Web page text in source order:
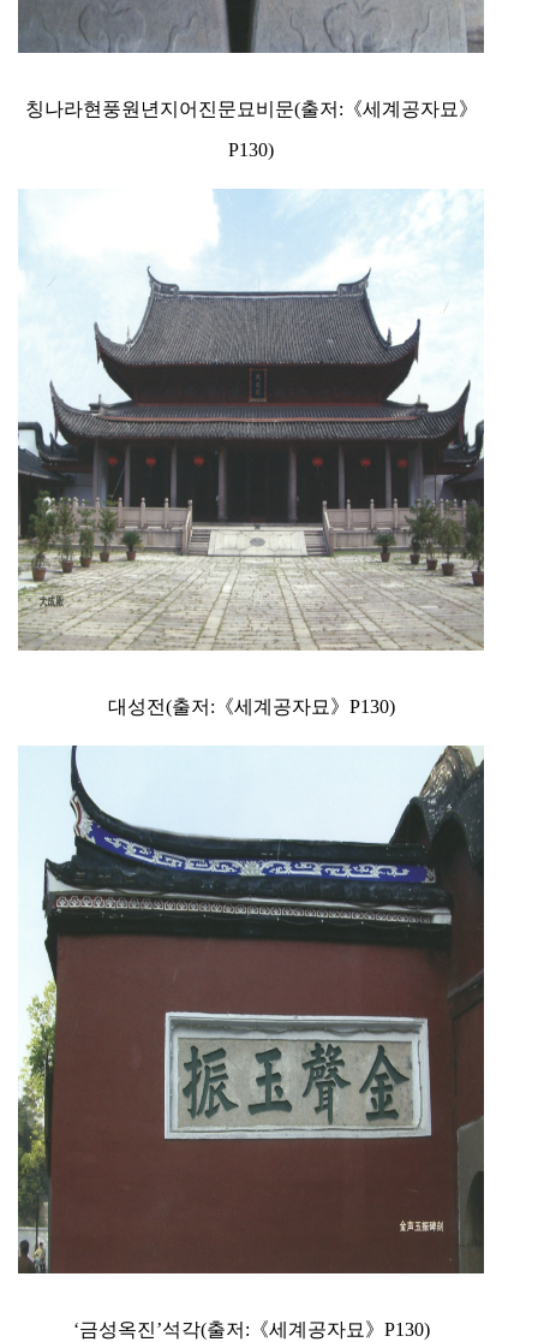
칭나라현풍원년지어진문묘비문(출저:《세계공자묘》
P130)
대성전(출저:《세계공자묘》P130)
‘금성옥진’석각(출저:《세계공자묘》P130)